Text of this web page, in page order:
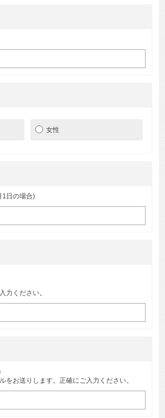
女性
1日の場合)
力ください。
をお送りします。正確にご入力ください。